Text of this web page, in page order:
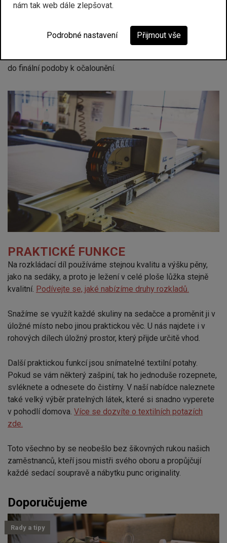
O přesnost a preciznost se stará katr, což je CNC řezací
automat, který nám s přesností na milimetry nařeže látku
do finální podoby k očalounění.
PRAKTICKÉ FUNKCE
Na rozkládací díl používáme stejnou kvalitu a výšku pěny,
jako na sedáky, a proto je ležení v celé ploše lůžka stejně
kvalitní. Podívejte se, jaké nabízíme druhy rozkladů.
Snažíme se využít každé skuliny na sedačce a proměnit ji v
úložné místo nebo jinou praktickou věc. U nás najdete i v
rohových dílech úložný prostor, který přijde určitě vhod.
Další praktickou funkcí jsou snímatelné textilní potahy.
Pokud se vám některý zašpiní, tak ho jednoduše rozepnete,
svléknete a odnesete do čistírny. V naší nabídce naleznete
také velký výběr pratelných látek, které si snadno vyperete
v pohodlí domova. Více se dozvíte o textilních potazích
zde.
Toto všechno by se neobešlo bez šikovných rukou našich
zaměstnanců, kteří jsou mistři svého oboru a propůjčují
každé sedací soupravě a nábytku punc originality.
Doporučujeme
Rady a tipy
nám tak web dále zlepšovat.
Podrobné nastavení Přijmout vše